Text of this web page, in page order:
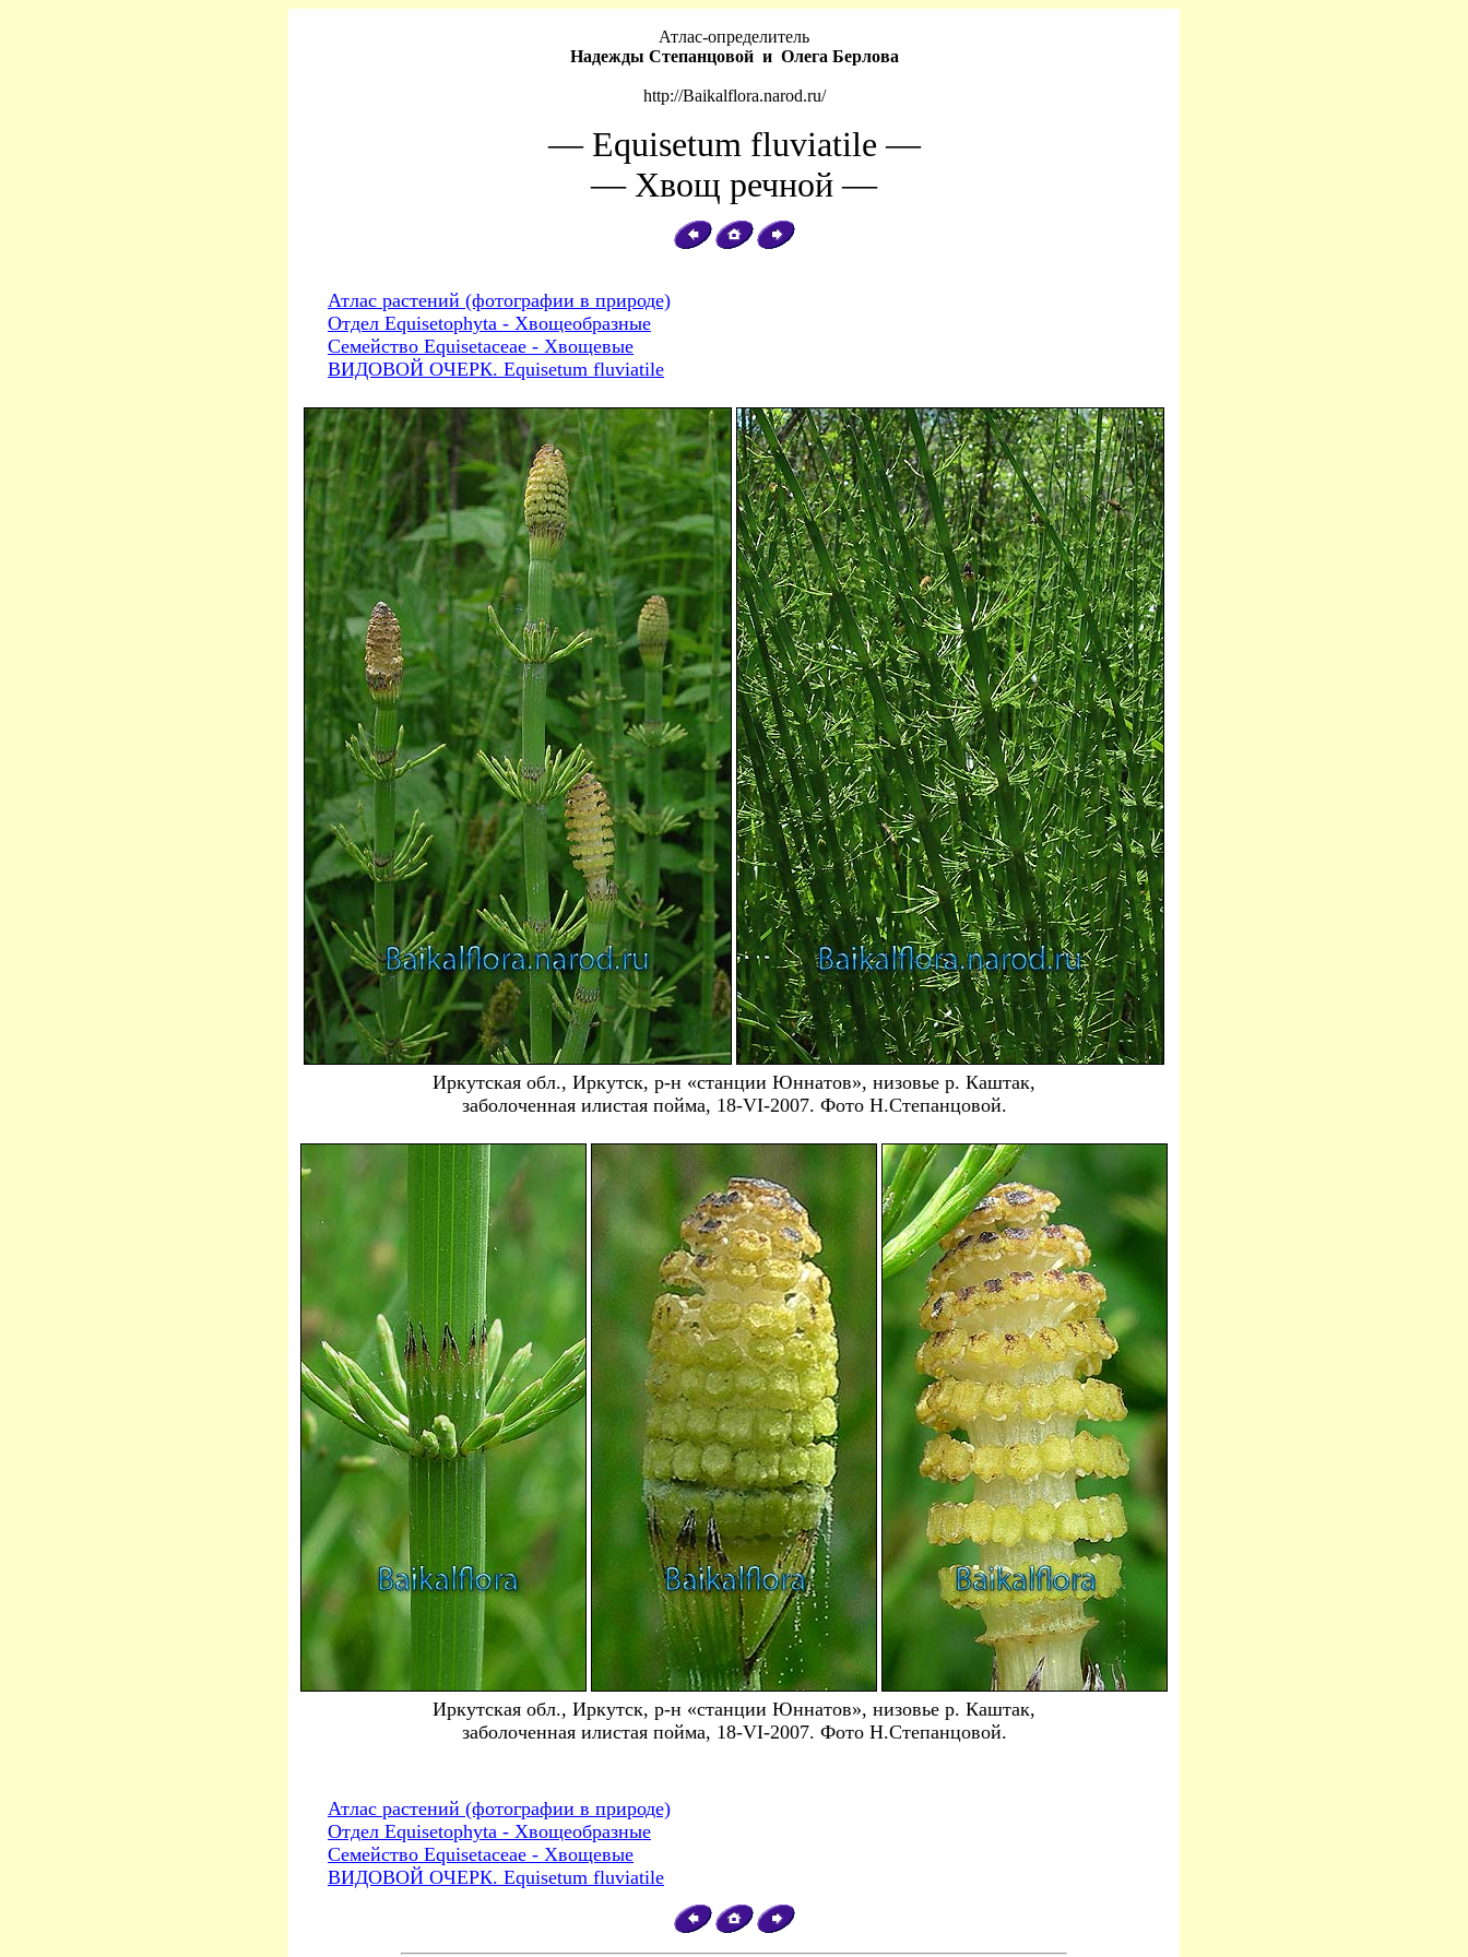
Атлас-определитель
Надежды Степанцовой и Олега Берлова
http://Baikalflora.narod.ru/
— Equisetum fluviatile —
— Хвощ речной —
Атлас растений (фотографии в природе)
Отдел Equisetophyta - Хвощеобразные
Семейство Equisetaceae - Хвощевые
ВИДОВОЙ ОЧЕРК. Equisetum fluviatile
Иркутская обл., Иркутск, р-н «станции Юннатов», низовье р. Каштак,
заболоченная илистая пойма, 18-VI-2007. Фото Н.Степанцовой.
Иркутская обл., Иркутск, р-н «станции Юннатов», низовье р. Каштак,
заболоченная илистая пойма, 18-VI-2007. Фото Н.Степанцовой.
Атлас растений (фотографии в природе)
Отдел Equisetophyta - Хвощеобразные
Семейство Equisetaceae - Хвощевые
ВИДОВОЙ ОЧЕРК. Equisetum fluviatile